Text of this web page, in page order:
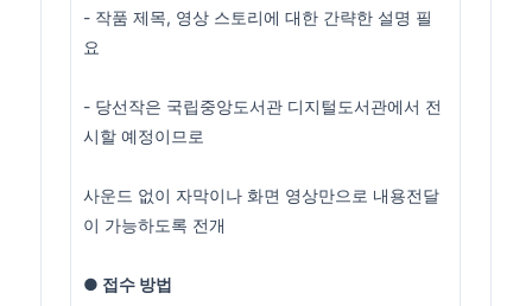
- 작품 제목, 영상 스토리에 대한 간략한 설명 필
요
- 당선작은 국립중앙도서관 디지털도서관에서 전
시할 예정이므로
사운드 없이 자막이나 화면 영상만으로 내용전달
이 가능하도록 전개
● 접수 방법